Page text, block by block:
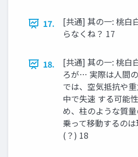
17.
[共通] 其の一: 桃白
らなくね？ 17
18.
[共通] 其の一: 桃白
ろが… 実際は人間
では、空気抵抗や
中で失速 する可能
め、柱のような質
乗って移動するの
(？) 18